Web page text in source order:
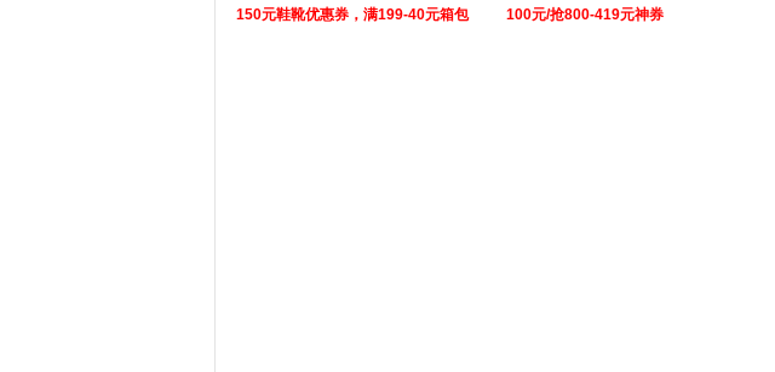
150元鞋靴优惠券，满199-40元箱包
100元/抢800-419元神券